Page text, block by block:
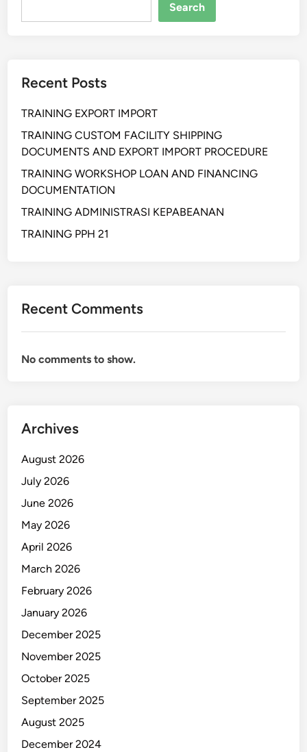
Search
Recent Posts
TRAINING EXPORT IMPORT
TRAINING CUSTOM FACILITY SHIPPING
DOCUMENTS AND EXPORT IMPORT PROCEDURE
TRAINING WORKSHOP LOAN AND FINANCING
DOCUMENTATION
TRAINING ADMINISTRASI KEPABEANAN
TRAINING PPH 21
Recent Comments
No comments to show.
Archives
August 2026
July 2026
June 2026
May 2026
April 2026
March 2026
February 2026
January 2026
December 2025
November 2025
October 2025
September 2025
August 2025
December 2024